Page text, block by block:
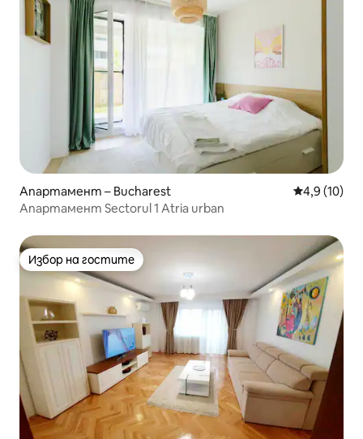
Апартамент – Bucharest Средна
4,9 (10)
Апартамент Sectorul 1 Atria urban
Избор на гостите
Избор на гостите